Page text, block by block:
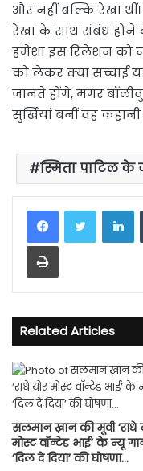
और नहीं बल्कि रेखा
रेखा के साथ संबंध होने
हमेशा इस रिलेशन को
को लेकर क्या सच्चाई
जानते होंगे, मगर
सुर्खियां बनीं वह
स्मिता पाटिल
Print
Related Articles
सलमान ख़ान की मूवी ‘राधे
मोस्ट वॉन्टेड भाई’ के न्यू
‘दिल दे दिया’ की घोषणा…